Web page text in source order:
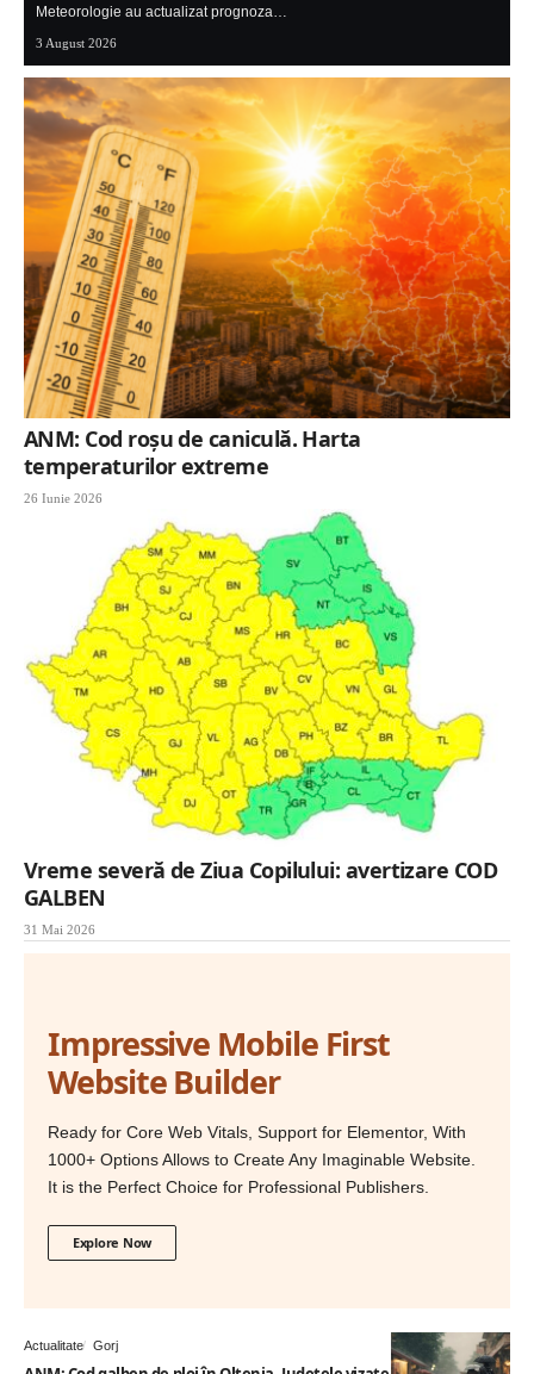
Meteorologie au actualizat prognoza…
3 August 2026
ANM: Cod roșu de caniculă. Harta
temperaturilor extreme
26 Iunie 2026
Vreme severă de Ziua Copilului: avertizare COD
GALBEN
31 Mai 2026
Impressive Mobile First
Website Builder
Ready for Core Web Vitals, Support for Elementor, With
1000+ Options Allows to Create Any Imaginable Website.
It is the Perfect Choice for Professional Publishers.
Explore Now
Actualitate Gorj